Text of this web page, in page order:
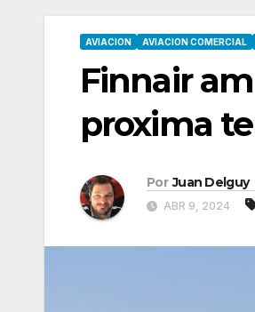
AVIACION AVIACION COMERCIAL
Finnair
proxima
Por Juan Delguy
ABR 9, 2024